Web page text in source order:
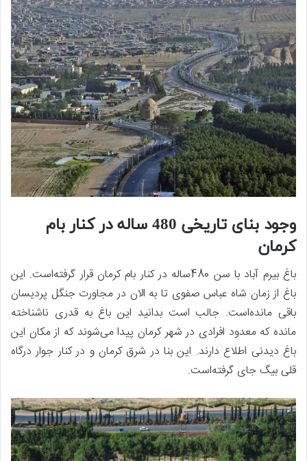
وجود بنای تاریخی 480 ساله در کنار بام
کرمان
باغ بیرم آباد با سن 480ساله در کنار بام کرمان قرار گرفته‌است. این
باغ از زمان شاه عباس صفوی تا به الان در مجاورت جنگل پردیسان
باقی مانده‌است. جالب است بدانید این باغ به قدری ناشناخته
مانده که معدود افرادی در شهر کرمان پیدا می‌شوند که از مکان این
باغ دیدنی اطلاع دارند. این بنا در شرق کرمان و در کنار جوار درگاه
قلی بیگ جای گرفته‌است.